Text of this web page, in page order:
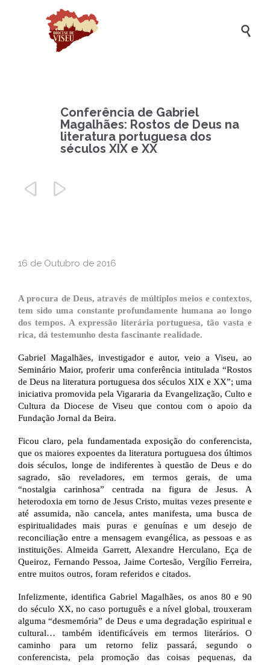

Conferência de Gabriel
Magalhães: Rostos de Deus na
literatura portuguesa dos
séculos XIX e XX
 
16 de Outubro de 2016
A procura de Deus, através de múltiplos meios e contextos,
tem sido uma constante profundamente humana ao longo
dos tempos. A expressão literária portuguesa, tão vasta e
rica, dá testemunho desta fascinante realidade.
Gabriel Magalhães, investigador e autor, veio a Viseu, ao
Seminário Maior, proferir uma conferência intitulada “Rostos
de Deus na literatura portuguesa dos séculos XIX e XX”; uma
iniciativa promovida pela Vigararia da Evangelização, Culto e
Cultura da Diocese de Viseu que contou com o apoio da
Fundação Jornal da Beira.
Ficou claro, pela fundamentada exposição do conferencista,
que os maiores expoentes da literatura portuguesa dos últimos
dois séculos, longe de indiferentes à questão de Deus e do
sagrado, são reveladores, em termos gerais, de uma
“nostalgia carinhosa” centrada na figura de Jesus. A
heterodoxia em torno de Jesus Cristo, muitas vezes presente e
até assumida, não cancela, antes manifesta, uma busca de
espiritualidades mais puras e genuínas e um desejo de
reconciliação entre a mensagem evangélica, as pessoas e as
instituições. Almeida Garrett, Alexandre Herculano, Eça de
Queiroz, Fernando Pessoa, Jaime Cortesão, Vergílio Ferreira,
entre muitos outros, foram referidos e citados.
Infelizmente, identifica Gabriel Magalhães, os anos 80 e 90
do século XX, no caso português e a nível global, trouxeram
alguma “desmemória” de Deus e uma degradação espiritual e
cultural… também identificáveis em termos literários. O
caminho para um retorno feliz passará, segundo o
conferencista, pela promoção das coisas pequenas, da